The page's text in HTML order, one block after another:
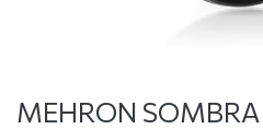
MEHRON